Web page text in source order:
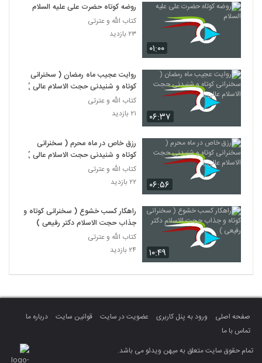
۰۱:۰۰
روضه کوتاه حضرت علی علیه السلام
کتاب الله و عترتی
۲۳ بازدید
۰۶:۳۷
روایت عجیب ماه رمضان ( سخنرانی
کوتاه و شنیدنی حجت الاسلام عالی )
کتاب الله و عترتی
۲۱ بازدید
۰۶:۵۶
رزق خاص در ماه محرم ( سخنرانی
کوتاه و شنیدنی حجت الاسلام عالی )
کتاب الله و عترتی
۲۲ بازدید
۱۰:۴۹
راهکار کسب خشوع ( سخنرانی کوتاه و
جذاب حجت الاسلام دکتر رفیعی )
کتاب الله و عترتی
۲۴ بازدید
صفحه اصلی ورود به پنل کاربری عضویت در سایت قوانین سایت
درباره ما
تماس با ما
تمام حقوق سایت متعلق به میهن ویدئو می باشد.